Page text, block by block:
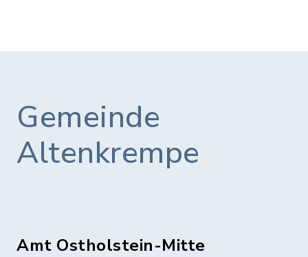
Gemeinde
Altenkrempe
Amt Ostholstein-Mitte